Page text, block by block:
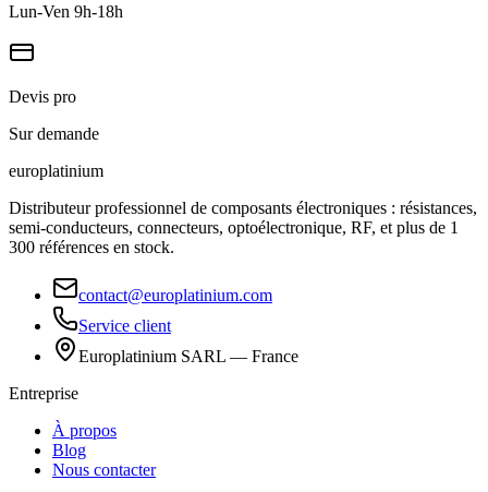
Lun-Ven 9h-18h
Devis pro
Sur demande
europlatinium
Distributeur professionnel de composants électroniques : résistances,
semi-conducteurs, connecteurs, optoélectronique, RF, et plus de 1
300 références en stock.
contact@europlatinium.com
Service client
Europlatinium SARL — France
Entreprise
À propos
Blog
Nous contacter